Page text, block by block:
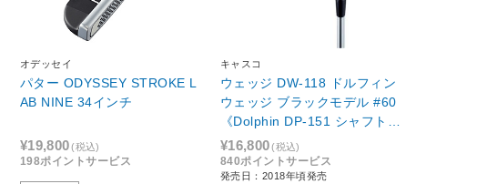
オデッセイ
パター ODYSSEY STROKE L
AB NINE 34インチ
¥19,800(税込)
198ポイントサービス
キャスコ
ウェッジ DW-118 ドルフィン
ウェッジ ブラックモデル #60
《Dolphin DP-151 シャフト》
S
¥16,800(税込)
840ポイントサービス
発売日：2018年頃発売